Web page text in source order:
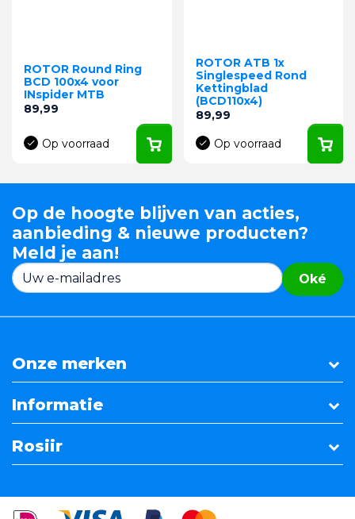
ROTOR Round Ring
BCD 100x4 voor
INspider MTB
Prijs
89,99
Op voorraad
ROTOR ATB 1x
Singlespeed Rond
Kettingblad
(BCD110x4)
Prijs
89,99
Op voorraad
Op de hoogte blijven van acties,
aanbieding & nieuwe producten?
Meld je aan!
Oké
Onze merken
Informatie
Rosiir